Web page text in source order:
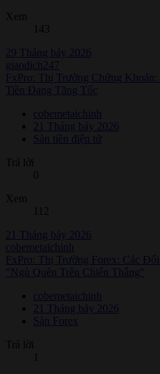
Xem
143
29 Tháng bảy 2026
giaodich247
FxPro: Thị Trường Chứng
Tiền Đang Tăng Tốc
cobemetaichinh
21 Tháng bảy 2026
Sàn tiền điện tử
Trả lời
0
Xem
112
21 Tháng bảy 2026
cobemetaichinh
FxPro: Thị Trường Forex: Các
"Ngủ Quên Trên Chiến Thắng"
cobemetaichinh
21 Tháng bảy 2026
Sàn Forex
Trả lời
1